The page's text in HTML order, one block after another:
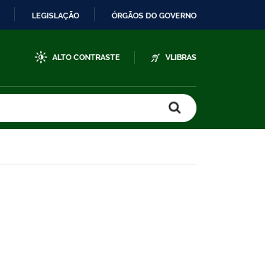
LEGISLAÇÃO ÓRGÃOS DO GOVERNO
ALTO CONTRASTE VLIBRAS